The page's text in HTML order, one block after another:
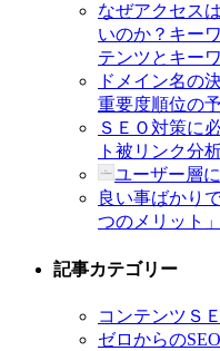
なぜアクセス
いのか？キー
テンツとキー
ドメイン名の
重要度順位の
ＳＥＯ対策に
ト被リンク分
ユーザー層
良い事ばかり
つのメリット
記事カテゴリー
コンテンツＳ
ゼロからの